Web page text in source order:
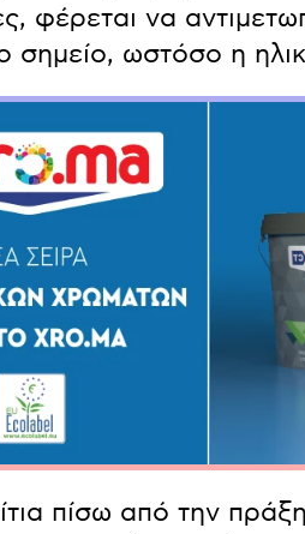
φέρεται να
σημείο, ωστόσο η
πίσω από την